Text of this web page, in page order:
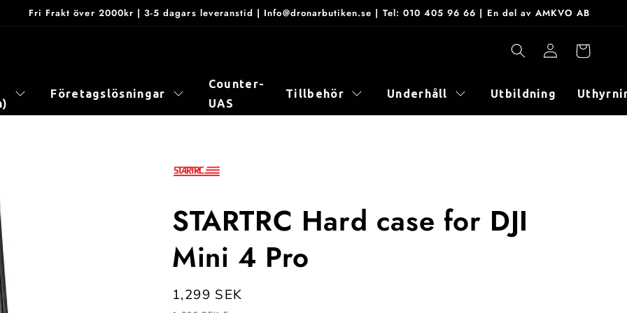
Fri Frakt över 2000kr | 3-5 dagars leveranstid | Info@dronarbutiken.se | Tel: 010 405 96 66 | En del av AMKVO AB
Företagslösningar
Counter-
UAS
Tillbehör Underhåll Utbildning
Logga
Varukorg
STARTRC Hard case for DJI
Mini 4 Pro
Ordinarie
1,299 SEK